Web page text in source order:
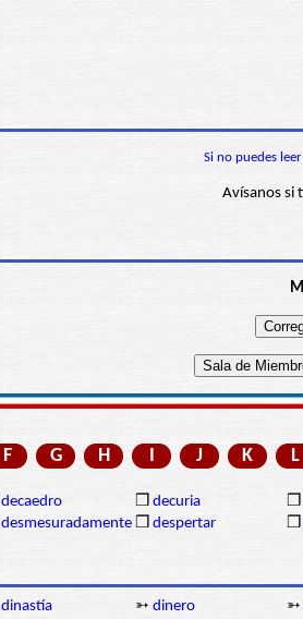
Si no puedes
Avísanos si
F G H I J K L
decaedro ❒ decuria ❒
desmesuradamente ❒ despertar ❒
dinastía ➳ dinero ➳